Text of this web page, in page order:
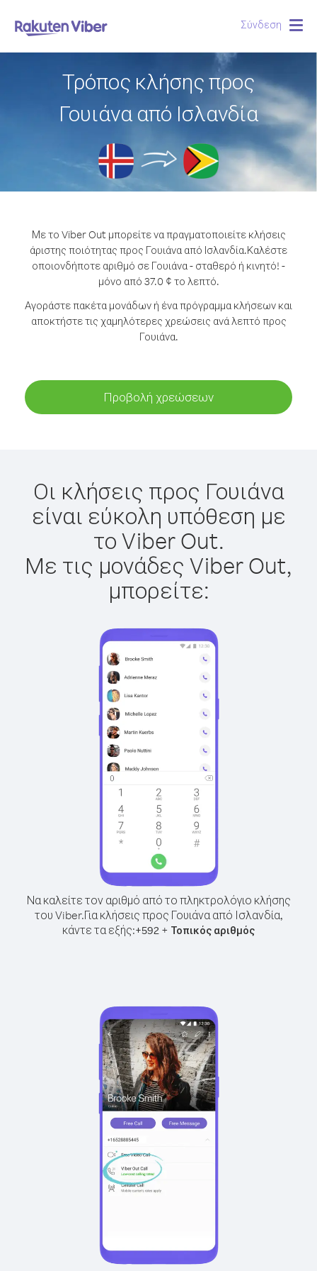
Σύνδεση
Τρόπος κλήσης προς
Γουιάνα από Ισλανδία
Με το Viber Out μπορείτε να πραγματοποιείτε κλήσεις
άριστης ποιότητας προς Γουιάνα από Ισλανδία.Καλέστε
οποιονδήποτε αριθμό σε Γουιάνα - σταθερό ή κινητό! -
μόνο από 37.0 ¢ το λεπτό.
Αγοράστε πακέτα μονάδων ή ένα πρόγραμμα κλήσεων και
αποκτήστε τις χαμηλότερες χρεώσεις ανά λεπτό προς
Γουιάνα.
Προβολή χρεώσεων
Οι κλήσεις προς Γουιάνα
είναι εύκολη υπόθεση με
το Viber Out.
Με τις μονάδες Viber Out,
μπορείτε:
Να καλείτε τον αριθμό από το πληκτρολόγιο κλήσης
του Viber.Για κλήσεις προς Γουιάνα από Ισλανδία,
κάντε τα εξής:+592 + Τοπικός αριθμός